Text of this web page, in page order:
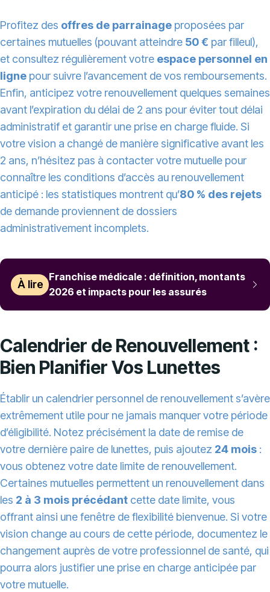
Profitez des offres de parrainage proposées par
certaines mutuelles (pouvant atteindre 50 € par filleul),
et consultez régulièrement votre espace personnel en
ligne pour suivre l’avancement de vos remboursements.
Enfin, anticipez votre renouvellement quelques semaines
avant l’expiration du délai de 2 ans pour éviter tout délai
administratif et garantir une prise en charge fluide. Si
votre vision a changé de manière significative avant les
2 ans, n’hésitez pas à contacter votre mutuelle pour
connaître les conditions d’accès au renouvellement
anticipé : les statistiques montrent qu’80 % des rejets
de demande proviennent de dossiers
administrativement incomplets.
À lire
Franchise médicale : définition, montants
2026 et impacts pour les assurés
Calendrier de Renouvellement :
Bien Planifier Vos Lunettes
Établir un calendrier personnel de renouvellement s’avère
extrêmement utile pour ne jamais manquer votre période
d’éligibilité. Notez précisément la date de remise de
votre dernière paire de lunettes, puis ajoutez 24 mois :
vous obtenez votre date limite de renouvellement.
Certaines mutuelles permettent un renouvellement dans
les 2 à 3 mois précédant cette date limite, vous
offrant ainsi une fenêtre de flexibilité bienvenue. Si votre
vision change au cours de cette période, documentez le
changement auprès de votre professionnel de santé, qui
pourra alors justifier une prise en charge anticipée par
votre mutuelle.